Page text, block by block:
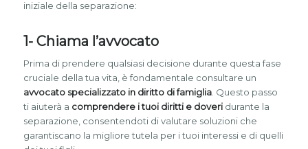
iniziale della separazione:
1- Chiama l’avvocato
Prima di prendere qualsiasi decisione durante questa fase
cruciale della tua vita, è fondamentale consultare un
avvocato specializzato in diritto di famiglia. Questo passo
ti aiuterà a comprendere i tuoi diritti e doveridurante la
separazione, consentendoti di valutare soluzioni che
garantiscano la migliore tutela per i tuoi interessi e di quelli